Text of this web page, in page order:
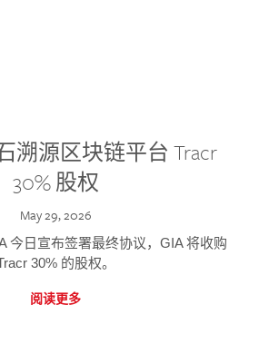
溯源区块链平台 Tracr
30% 股权
May 29, 2026
今日宣布签署最终协议，GIA 将收购
30% 的股权。
阅读更多